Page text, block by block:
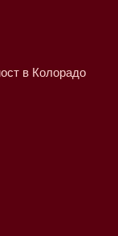
в Колорадо